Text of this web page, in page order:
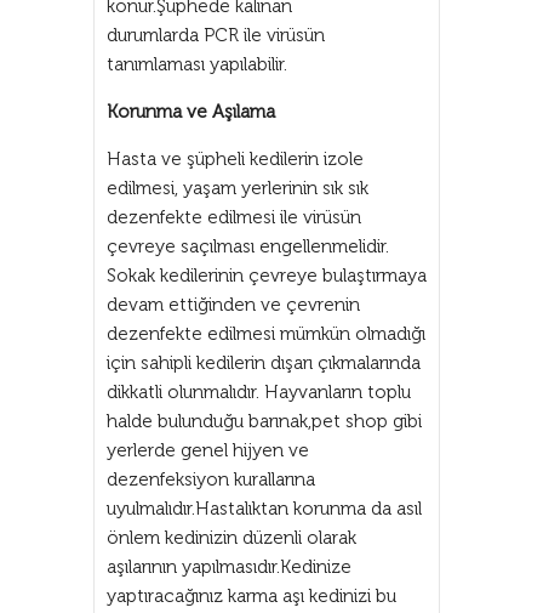
konur.Şüphede kalınan
durumlarda PCR ile virüsün
tanımlaması yapılabilir.
Korunma ve Aşılama
Hasta ve şüpheli kedilerin izole
edilmesi, yaşam yerlerinin sık sık
dezenfekte edilmesi ile virüsün
çevreye saçılması engellenmelidir.
Sokak kedilerinin çevreye bulaştırmaya
devam ettiğinden ve çevrenin
dezenfekte edilmesi mümkün olmadığı
için sahipli kedilerin dışarı çıkmalarında
dikkatli olunmalıdır. Hayvanların toplu
halde bulunduğu barınak,pet shop gibi
yerlerde genel hijyen ve
dezenfeksiyon kurallarına
uyulmalıdır.Hastalıktan korunma da asıl
önlem kedinizin düzenli olarak
aşılarının yapılmasıdır.Kedinize
yaptıracağınız karma aşı kedinizi bu